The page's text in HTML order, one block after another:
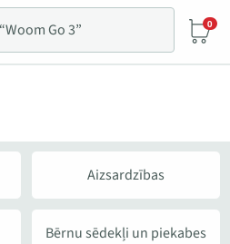
0
Aizsardzības
Bērnu sēdekļi un piekabes